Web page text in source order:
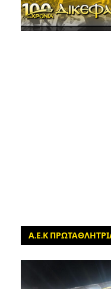
Α.Ε.Κ